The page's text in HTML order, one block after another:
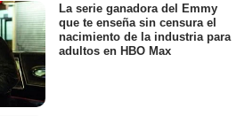
La serie ganadora del Emmy
que te enseña sin censura el
nacimiento de la industria para
adultos en HBO Max